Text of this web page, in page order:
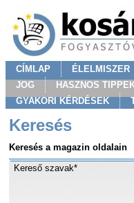
CÍMLAP ÉLELMISZER
JOG
HASZNOS
GYAKORI KÉRDÉSEK
Keresés
Keresés a magazin oldalain
Kereső szavak*